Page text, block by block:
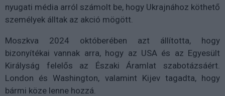
nyugati média arról számolt be, hogy Ukrajnához köthető
személyek álltak az akció mögött.
Moszkva 2024 októberében azt állította, hogy
bizonyítékai vannak arra, hogy az USA és az Egyesült
Királyság felelős az Északi Áramlat szabotázsáért.
London és Washington, valamint Kijev tagadta, hogy
bármi köze lenne hozzá.